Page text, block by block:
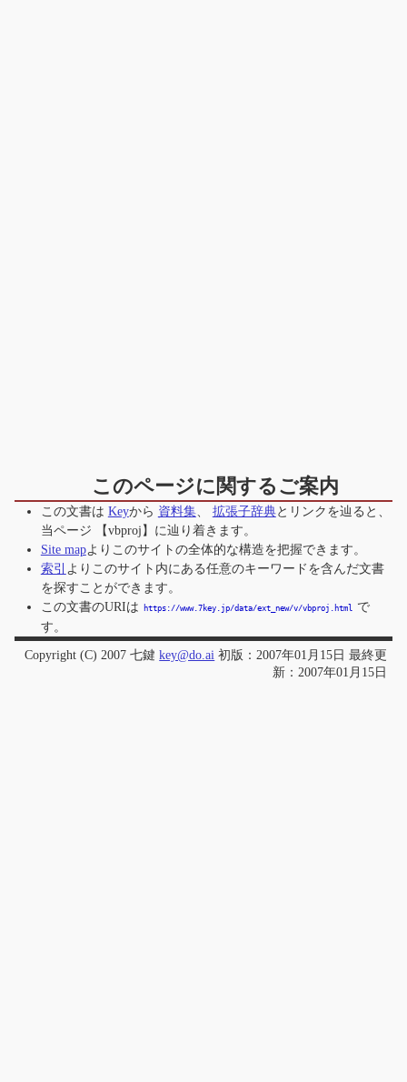
このページに関するご案内
この文書は Keyから 資料集、 拡張子辞典とリンクを辿ると、
当ページ
【vbproj】 に辿り着きます。
Site mapよりこのサイトの全体的な構造を把握できます。
索引 よりこのサイト内にある任意のキーワードを含んだ文書
を探すことができます。
この文書のURIは
https://www.7key.jp/data/ext_new/v/vbproj.html で
す。
Copyright (C) 2007 七鍵key@do.ai 初版：2007年01月15日 最終更
新：2007年01月15日